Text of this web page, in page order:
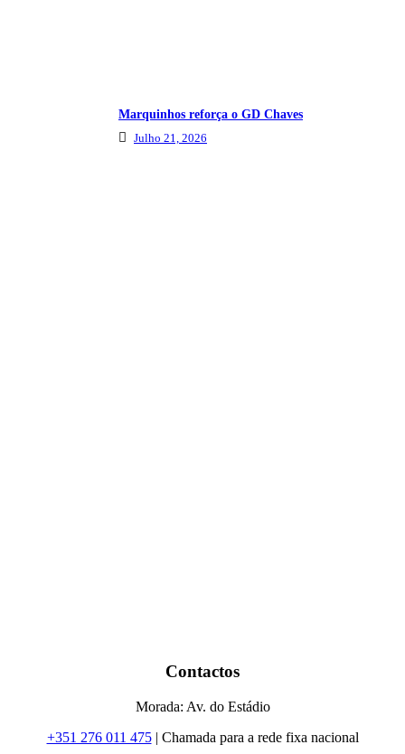
Marquinhos reforça o GD Chaves
Julho 21, 2026
Contactos
Morada: Av. do Estádio
+351 276 011 475| Chamada para a rede fixa nacional